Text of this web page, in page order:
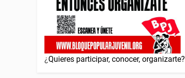
¿Quieres participar, conocer, organizarte?